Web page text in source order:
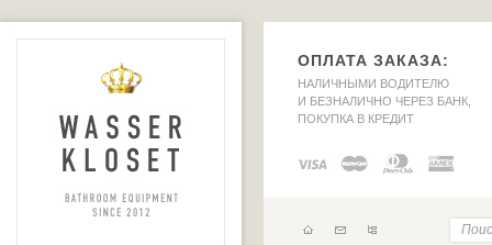
ОПЛАТА ЗАКАЗА:
НАЛИЧНЫМИ ВОДИТЕЛЮ
И БЕЗНАЛИЧНО ЧЕРЕЗ БАНК,
ПОКУПКА В КРЕДИТ